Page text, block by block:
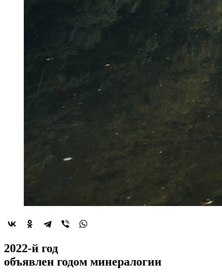
2022-й год
объявлен годом минералогии